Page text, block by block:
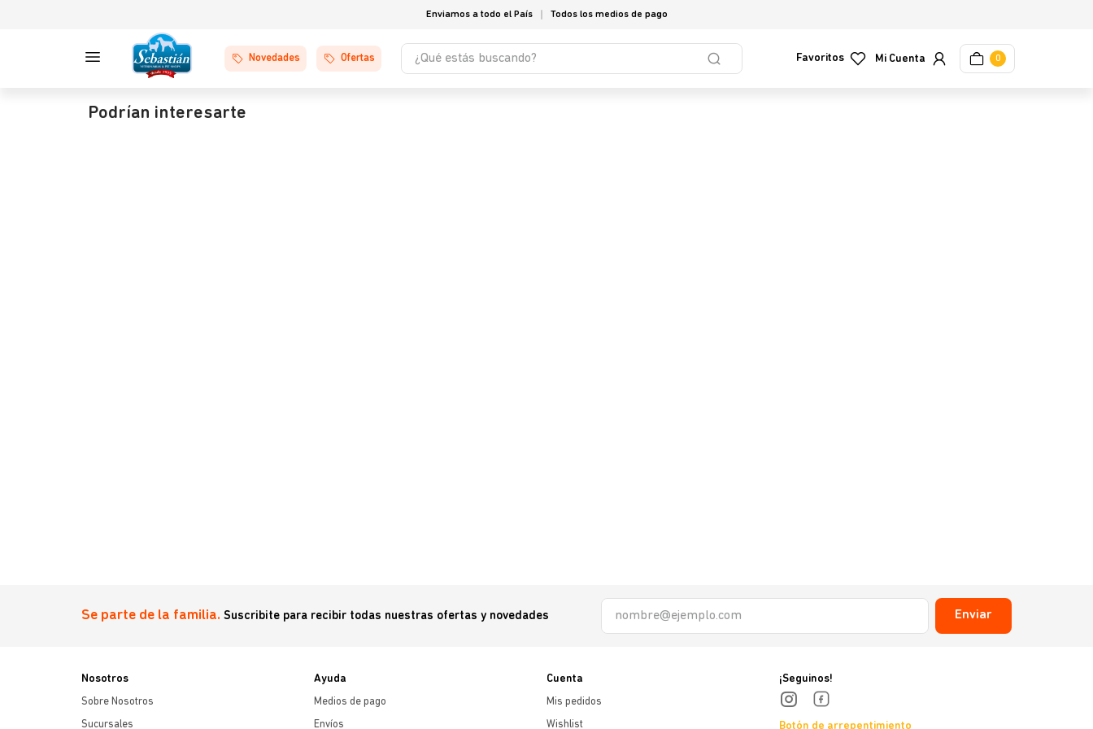
Enviamos a todo el País Todos los medios de pago
Novedades Ofertas
¿Qué estás buscando?
Favoritos 0
Podrían interesarte
Se parte de la familia. Suscribite para recibir todas nuestras ofertas y novedades Enviar
Nosotros
Sobre Nosotros
Sucursales
Ayuda
Medios de pago
Envíos
Cuenta
Mis pedidos
Wishlist
¡Seguinos!
Botón de arrepentimiento